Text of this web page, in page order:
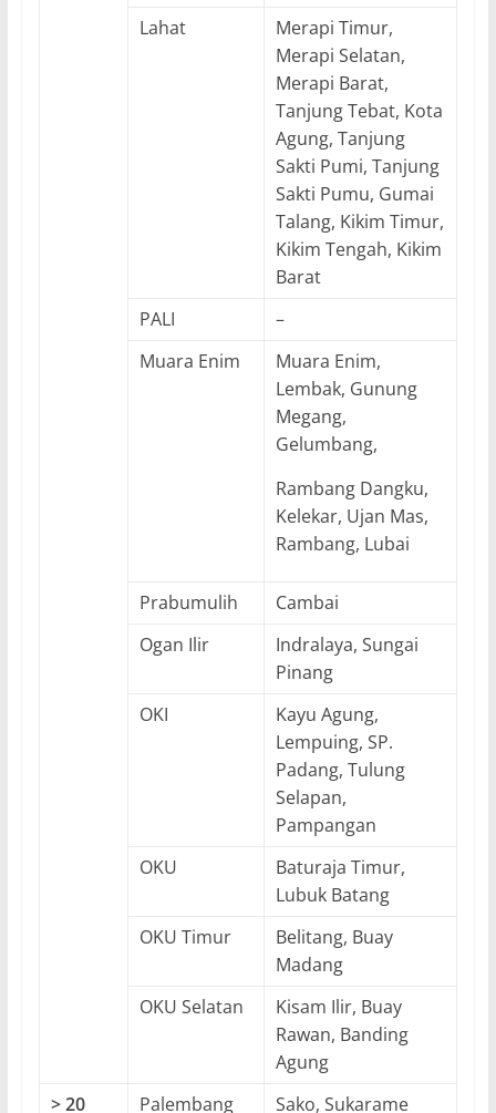
Lahat
Merapi Timur,
Merapi Selatan,
Merapi Barat,
Tanjung Tebat, Kota
Agung, Tanjung
Sakti Pumi, Tanjung
Sakti Pumu, Gumai
Talang, Kikim Timur,
Kikim Tengah, Kikim
Barat
PALI
–
Muara Enim
Muara Enim,
Lembak, Gunung
Megang,
Gelumbang,
Rambang Dangku,
Kelekar, Ujan Mas,
Rambang, Lubai
Prabumulih
Cambai
Ogan Ilir
Indralaya, Sungai
Pinang
OKI
Kayu Agung,
Lempuing, SP.
Padang, Tulung
Selapan,
Pampangan
OKU
Baturaja Timur,
Lubuk Batang
OKU Timur
Belitang, Buay
Madang
OKU Selatan
Kisam Ilir, Buay
Rawan, Banding
Agung
> 20
Palembang Sako, Sukarame